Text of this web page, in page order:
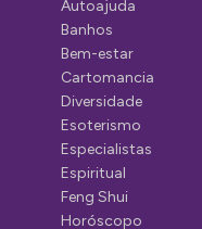
Autoajuda
Banhos
Bem-estar
Cartomancia
Diversidade
Esoterismo
Especialistas
Espiritual
Feng Shui
Horóscopo